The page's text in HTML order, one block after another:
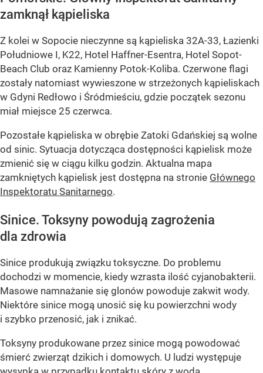
zamknął kąpieliska
Z kolei w Sopocie nieczynne są kąpieliska 32A-33, Łazienki
Południowe I, K22, Hotel Haffner-Esentra, Hotel Sopot-
Beach Club oraz Kamienny Potok-Koliba. Czerwone flagi
zostały natomiast wywieszone w strzeżonych kąpieliskach
w Gdyni Redłowo i Śródmieściu, gdzie początek sezonu
miał miejsce 25 czerwca.
Pozostałe kąpieliska w obrębie Zatoki Gdańskiej są wolne
od sinic. Sytuacja dotycząca dostępności kąpielisk może
zmienić się w ciągu kilku godzin. Aktualna mapa
zamkniętych kąpielisk jest dostępna na stronie Głównego
Inspektoratu Sanitarnego.
Sinice. Toksyny powodują zagrożenia
dla zdrowia
Sinice produkują związku toksyczne. Do problemu
dochodzi w momencie, kiedy wzrasta ilość cyjanobakterii.
Masowe namnażanie się glonów powoduje zakwit wody.
Niektóre sinice mogą unosić się ku powierzchni wody
i szybko przenosić, jak i znikać.
Toksyny produkowane przez sinice mogą powodować
śmierć zwierząt dzikich i domowych. U ludzi występuje